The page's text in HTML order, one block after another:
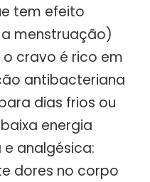
tem efeito
menstruação)
cravo é rico em
antibacteriana
dias frios ou
energia
analgésica:
dores no corpo